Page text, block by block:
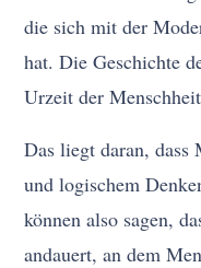
die sich mit der
hat. Die Geschichte
Urzeit der
Das liegt daran, dass
und logischem
können also sagen,
andauert, an dem